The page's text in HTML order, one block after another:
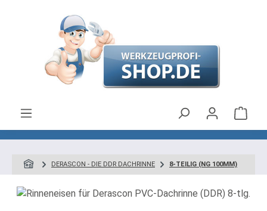
Zum Hauptinhalt springen
DERASCON - DIE DDR DACHRINNE 8-TEILIG (NG 100MM)
Bildergalerie überspringen